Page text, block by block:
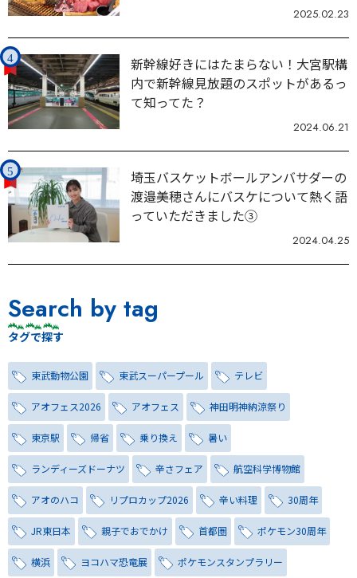
2025.02.23
新幹線好きにはたまらない！大宮駅構
内で新幹線見放題のスポットがあるっ
て知ってた？
2024.06.21
埼玉バスケットボールアンバサダーの
渡邉美穂さんにバスケについて熱く語
っていただきました③
2024.04.25
Search by tag
タグで探す
東武動物公園 東武スーパープール テレビ
アオフェス2026 アオフェス 神田明神納涼祭り
東京駅 帰省 乗り換え 暑い
ランディーズドーナツ 辛さフェア 航空科学博物館
アオのハコ リプロカップ2026 辛い料理 30周年
JR東日本 親子でおでかけ 首都圏 ポケモン30周年
横浜 ヨコハマ恐竜展 ポケモンスタンプラリー